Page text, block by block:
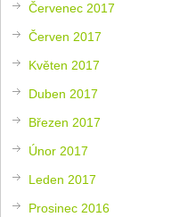
Červenec 2017
Červen 2017
Květen 2017
Duben 2017
Březen 2017
Únor 2017
Leden 2017
Prosinec 2016